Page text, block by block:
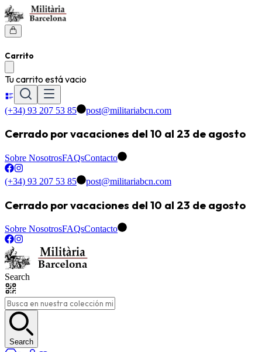
Carrito
Tu carrito está vacio
(+34) 93 207 53 85 post@militariabcn.com
Cerrado por vacaciones del 10 al 23 de agosto
Sobre NosotrosFAQsContacto
(+34) 93 207 53 85 post@militariabcn.com
Cerrado por vacaciones del 10 al 23 de agosto
Sobre NosotrosFAQsContacto
Search
Search